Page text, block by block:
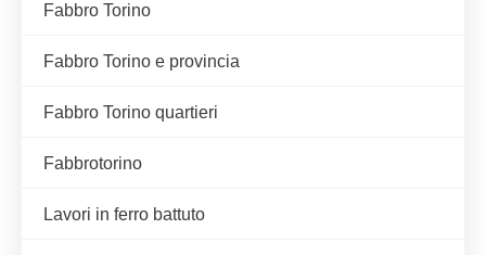
Fabbro Torino
Fabbro Torino e provincia
Fabbro Torino quartieri
Fabbrotorino
Lavori in ferro battuto